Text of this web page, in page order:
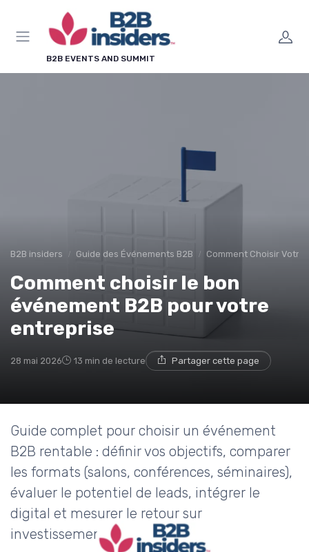
B2B EVENTS AND SUMMIT
B2B insiders Guide des Événements B2B Comment Choisir Votre
Comment choisir le bon
événement B2B pour votre
entreprise
28 mai 2026 13 min de lecture Partager cette page
Guide complet pour choisir un événement
B2B rentable : définir vos objectifs, comparer
les formats (salons, conférences, séminaires),
évaluer le potentiel de leads, intégrer le
digital et mesurer le retour sur
investissement.
→ Je rejoins le club
* En rejoignant le club, j'accepte de recevoir les emails
Panneau de gestion des cookies